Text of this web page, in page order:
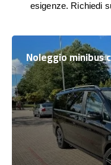
esigenze. Richiedi
Noleggio minibus